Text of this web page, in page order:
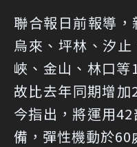
聯合報日前報導，
烏來、坪林、汐
峽、金山、林口
故比去年同期增
今指出，將運用
備，彈性機動於60